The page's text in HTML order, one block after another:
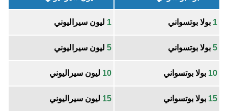
1 بولا بوتسواني 1 ليون سيراليوني
5 بولا بوتسواني 5 ليون سيراليوني
10 بولا بوتسواني 10 ليون سيراليوني
15 بولا بوتسواني 15 ليون سيراليوني